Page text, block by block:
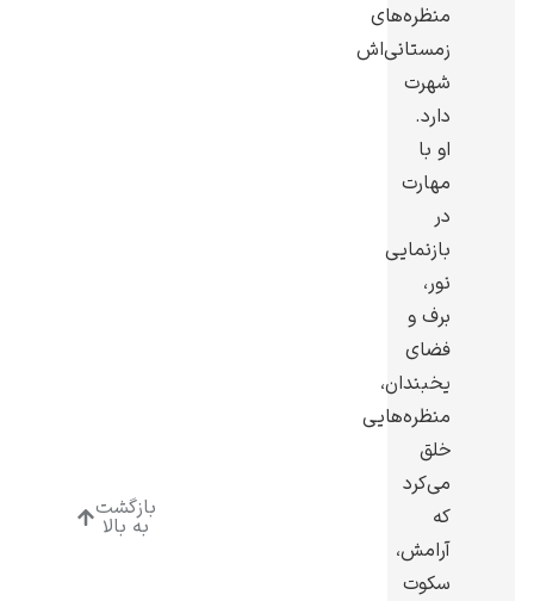
منظره‌های
زمستانی‌اش
شهرت
دارد.
او با
مهارت
در
بازنمایی
نور،
برف و
فضای
یخبندان،
منظره‌هایی
خلق
می‌کرد
که
آرامش،
سکوت
بازگشت
به بالا